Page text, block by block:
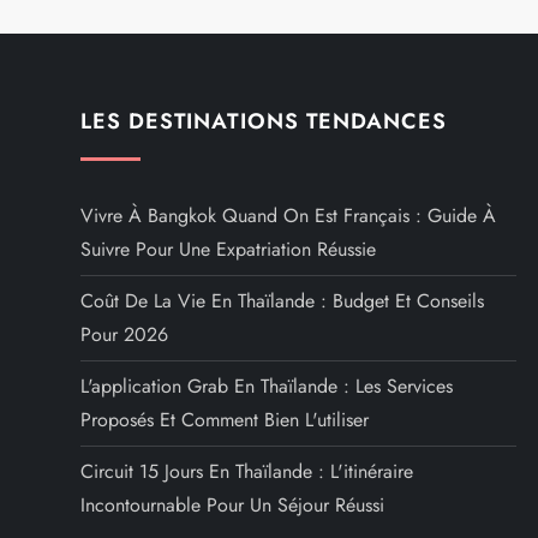
LES DESTINATIONS TENDANCES
Vivre À Bangkok Quand On Est Français : Guide À
Suivre Pour Une Expatriation Réussie
Coût De La Vie En Thaïlande : Budget Et Conseils
Pour 2026
L'application Grab En Thaïlande : Les Services
Proposés Et Comment Bien L'utiliser
Circuit 15 Jours En Thaïlande : L'itinéraire
Incontournable Pour Un Séjour Réussi